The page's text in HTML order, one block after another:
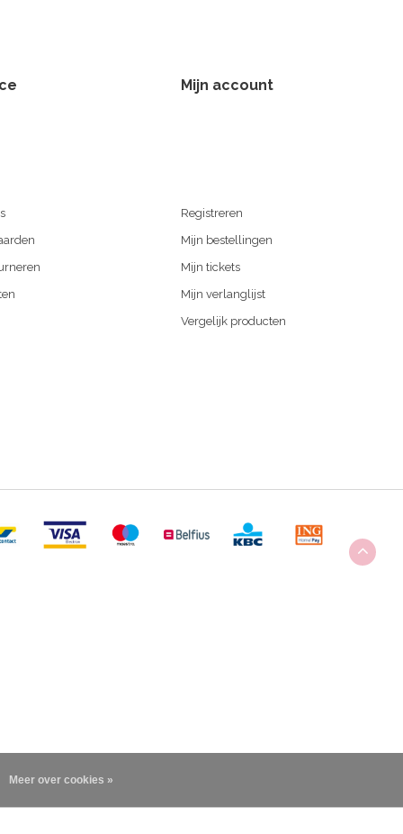
Mijn account
Registreren
Mijn bestellingen
Mijn tickets
Mijn verlanglijst
Vergelijk producten
Meer over cookies »